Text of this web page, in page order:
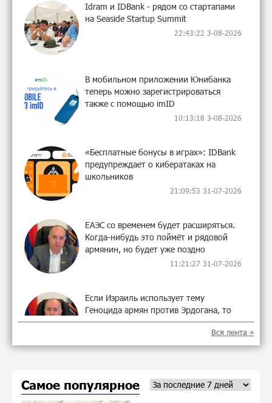
Idram и IDBank - рядом со стартапами
на Seaside Startup Summit
22:43:22 3-08-2026
В мобильном приложении Юнибанка
теперь можно зарегистрироваться
также с помощью imID
10:13:18 3-08-2026
«Бесплатные бонусы в играх»: IDBank
предупреждает о кибератаках на
школьников
21:09:53 31-07-2026
ЕАЭС со временем будет расширяться.
Когда-нибудь это поймёт и рядовой
армянин, но будет уже поздно
11:21:27 31-07-2026
Если Израиль использует тему
Геноцида армян против Эрдогана, то
что для него значит сам Геноцид?
11:04:55 31-07-2026
до 10% годовых и оформление в
мобильном приложении
Вся лента »
Самое популярное